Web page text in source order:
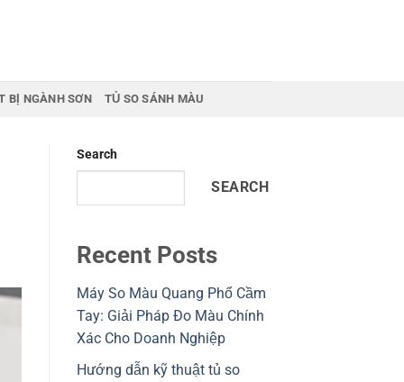
BỊ NGÀNH SƠN TỦ SO SÁNH MÀU
Search
SEARCH
Recent Posts
Máy So Màu Quang Phổ Cầm
Tay: Giải Pháp Đo Màu Chính
Xác Cho Doanh Nghiệp
Hướng dẫn kỹ thuật tủ so